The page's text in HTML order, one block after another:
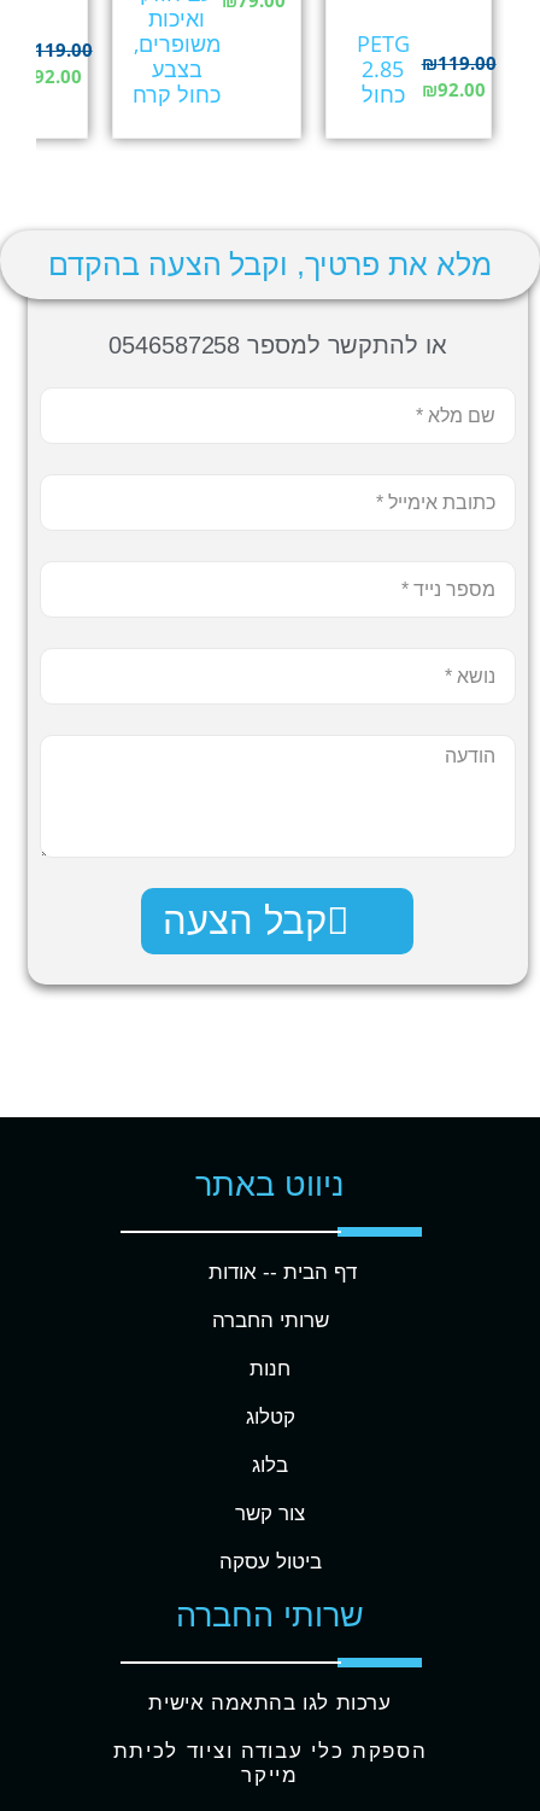
PETG
2.85
כחול
₪119.00
₪92.00
ואיכות
משופרים,
בצבע
כחול קרח
119.00
92.00
מלא את פרטיך, וקבל הצעה בהקדם
או להתקשר למספר 0546587258
קבל הצעה
ניווט באתר
דף הבית -- אודות
שרותי החברה
חנות
קטלוג
בלוג
צור קשר
ביטול עסקה
שרותי החברה
ערכות לגו בהתאמה אישית
הספקת כלי עבודה וציוד לכיתת
מייקר